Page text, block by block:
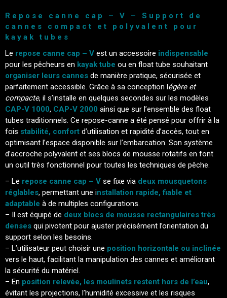
Repose canne cap – V – Support de
cannes compact et polyvalent pour
kayak tubes
Le repose canne cap – V est un accessoire indispensable
pour les pêcheurs en kayak tube ou en float tube souhaitant
organiser leurs cannes de manière pratique, sécurisée et
parfaitement accessible. Grâce à sa conception légère et
compacte, il s’installe en quelques secondes sur les modèles
CAP-V 1000, CAP-V 2000 ainsi que sur l’ensemble des float
tubes traditionnels. Ce repose-canne a été pensé pour offrir à la
fois stabilité, confort d’utilisation et rapidité d’accès, tout en
optimisant l’espace disponible sur l’embarcation. Son système
d’accroche polyvalent et ses blocs de mousse rotatifs en font
un outil très fonctionnel pour toutes les techniques de pêche.
– Le repose canne cap – V se fixe via deux mousquetons
réglables, permettant une installation rapide, fiable et
adaptable à de multiples configurations.
– Il est équipé de deux blocs de mousse rectangulaires très
denses qui pivotent pour ajuster précisément l’orientation du
support selon les besoins.
– L’utilisateur peut choisir une position horizontale ou inclinée
vers le haut, facilitant la manipulation des cannes et améliorant
la sécurité du matériel.
– En position relevée, les moulinets restent hors de l’eau,
évitant les projections, l’humidité excessive et les risques